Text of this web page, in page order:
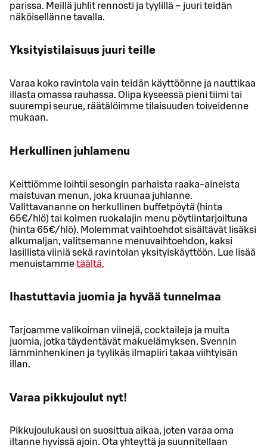
parissa. Meillä juhlit rennosti ja tyylillä – juuri teidän
näköisellänne tavalla.
Yksityistilaisuus juuri teille
Varaa koko ravintola vain teidän käyttöönne ja nauttikaa
illasta omassa rauhassa. Olipa kyseessä pieni tiimi tai
suurempi seurue, räätälöimme tilaisuuden toiveidenne
mukaan.
Herkullinen juhlamenu
Keittiömme loihtii sesongin parhaista raaka-aineista
maistuvan menun, joka kruunaa juhlanne.
Valittavananne on herkullinen buffetpöytä (hinta
65€/hlö) tai kolmen ruokalajin menu pöytiintarjoiltuna
(hinta 65€/hlö). Molemmat vaihtoehdot sisältävät lisäksi
alkumaljan, valitsemanne menuvaihtoehdon, kaksi
lasillista viiniä sekä ravintolan yksityiskäyttöön. Lue lisää
menuistammetäältä.
Ihastuttavia juomia ja hyvää tunnelmaa
Tarjoamme valikoiman viinejä, cocktaileja ja muita
juomia, jotka täydentävät makuelämyksen. Svennin
lämminhenkinen ja tyylikäs ilmapiiri takaa viihtyisän
illan.
Varaa pikkujoulut nyt!
Pikkujoulukausi on suosittua aikaa, joten varaa oma
iltanne hyvissä ajoin. Ota yhteyttä ja suunnitellaan